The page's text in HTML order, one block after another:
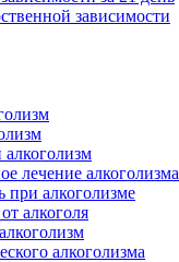
зависимости
лечение алкоголизма
при алкоголизме
алкоголя
алкоголизма